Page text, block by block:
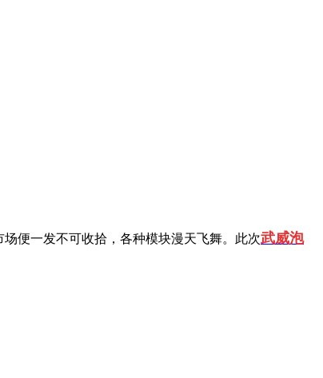
便一发不可收拾，各种模块漫天飞舞。此次武威泡